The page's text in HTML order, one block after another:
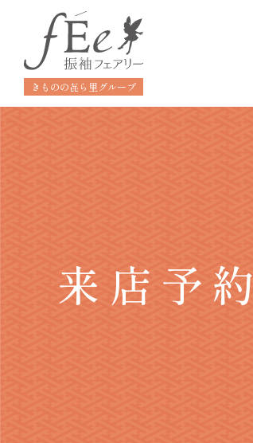
きものの㐂ら里グループ
来店予約